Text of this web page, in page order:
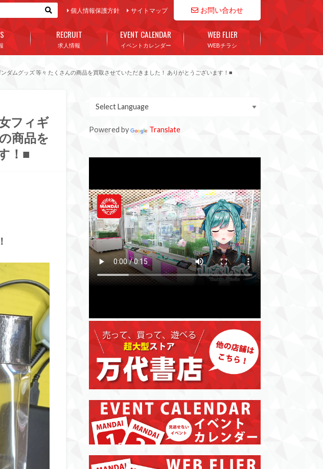
お問い合わせ
個人情報保護方針 サイトマップ
求人情報
RECRUIT
イベントカレンダー
EVENT CALENDAR
WEBチラシ
WEB FLIER
ムグッズ 等々 たくさんの商品を買取させていただきました！ ありがとうございます！■
フィギ
商品を
！■
Powered by Translate